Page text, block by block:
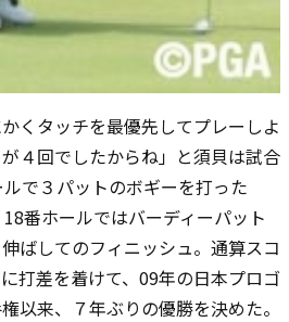
くタッチを最優先してプレーしよ
４回でしたからね」と須貝は試合
で３パットのボギーを打った
番ホールではバーディーパット
ばしてのフィニッシュ。通算スコ
打差を着けて、09年の日本プロゴ
以来、７年ぶりの優勝を決めた。